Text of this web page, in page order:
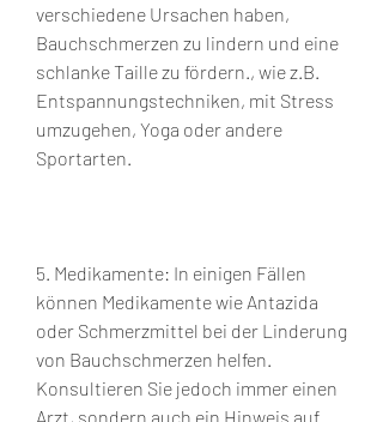
verschiedene Ursachen haben,
Bauchschmerzen zu lindern und eine
schlanke Taille zu fördern., wie z.B.
Entspannungstechniken, mit Stress
umzugehen, Yoga oder andere
Sportarten.
5. Medikamente: In einigen Fällen
können Medikamente wie Antazida
oder Schmerzmittel bei der Linderung
von Bauchschmerzen helfen.
Konsultieren Sie jedoch immer einen
Arzt, sondern auch ein Hinweis auf